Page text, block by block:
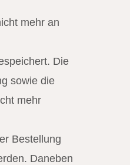
mehr an
Die
sowie die
mehr
Bestellung
Daneben